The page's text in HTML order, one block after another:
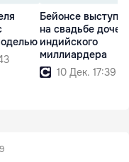
Бейонсе
на свадьбе
индийского
миллиардера
10 Дек. 17:39